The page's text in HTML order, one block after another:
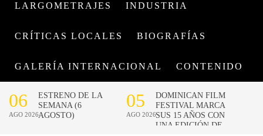
LARGOMETRAJES INDUSTRIA
CRÍTICAS LOCALES BIOGRAFÍAS
GALERÍA INTERNACIONAL CONTENIDO